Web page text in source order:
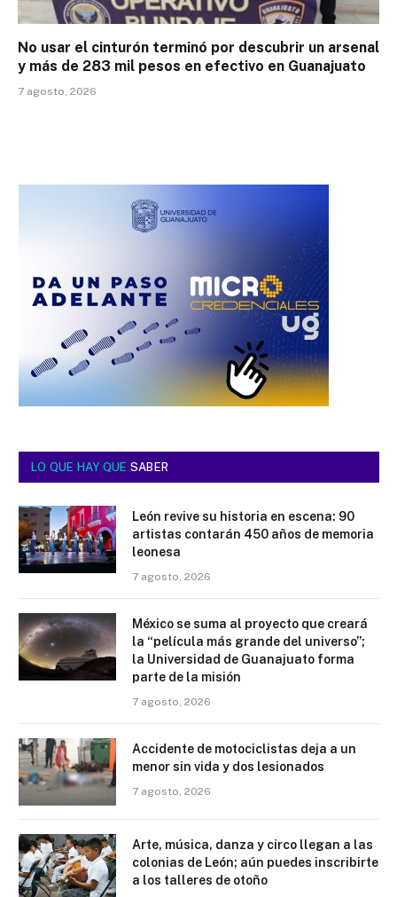
No usar el cinturón terminó por descubrir un arsenal
y más de 283 mil pesos en efectivo en Guanajuato
7 agosto, 2026
LO QUE HAY QUE SABER
León revive su historia en escena: 90
artistas contarán 450 años de memoria
leonesa
7 agosto, 2026
México se suma al proyecto que creará
la “película más grande del universo”;
la Universidad de Guanajuato forma
parte de la misión
7 agosto, 2026
Accidente de motociclistas deja a un
menor sin vida y dos lesionados
7 agosto, 2026
Arte, música, danza y circo llegan a las
colonias de León; aún puedes inscribirte
a los talleres de otoño